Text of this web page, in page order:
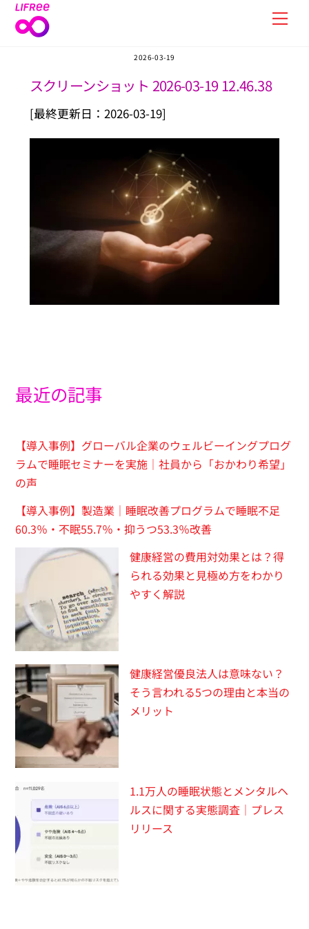
Skip
2026-03-19
スクリーンショット 2026-03-19 12.46.38
[最終更新日：2026-03-19]
最近の記事
【導入事例】グローバル企業のウェルビーイングプログ
ラムで睡眠セミナーを実施｜社員から「おかわり希望」
の声
【導入事例】製造業｜睡眠改善プログラムで睡眠不足
60.3％・不眠55.7％・抑うつ53.3％改善
健康経営の費用対効果とは？得
られる効果と見極め方をわかり
やすく解説
健康経営優良法人は意味ない？
そう言われる5つの理由と本当の
メリット
1.1万人の睡眠状態とメンタルヘ
ルスに関する実態調査｜プレス
リリース